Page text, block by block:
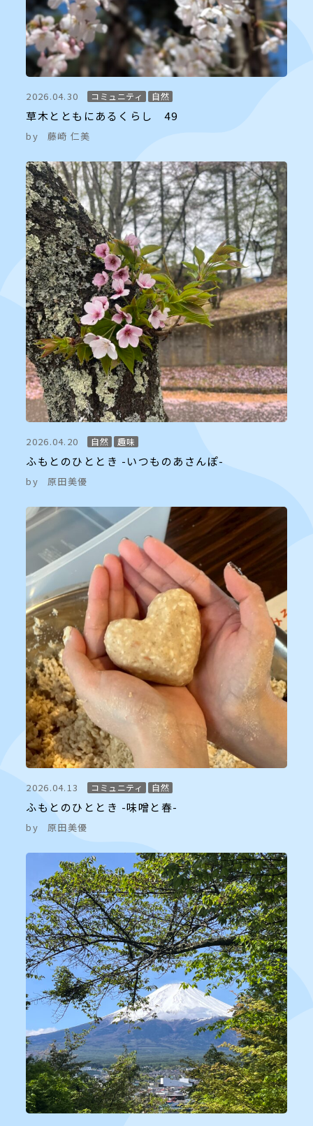
2026.04.30 コミュニティ 自然
草木とともにあるくらし 49
by 藤崎 仁美
2026.04.20 自然 趣味
ふもとのひととき -いつものあさんぽ-
by 原田美優
2026.04.13 コミュニティ 自然
ふもとのひととき -味噌と春-
by 原田美優